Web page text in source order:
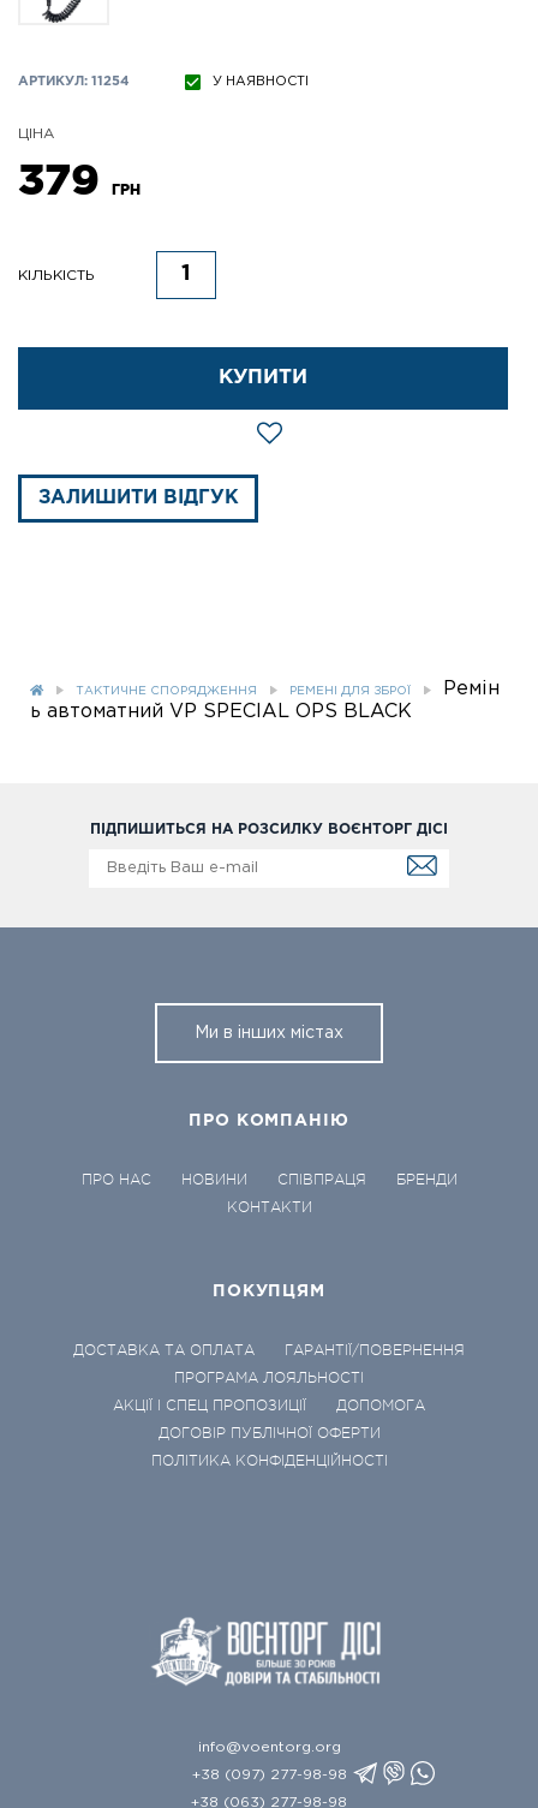
АРТИКУЛ: 11254 У НАЯВНОСТІ
ЦІНА
379 ГРН
КІЛЬКІСТЬ
КУПИТИ
ЗАЛИШИТИ ВІДГУК
ТАКТИЧНЕ СПОРЯДЖЕННЯ РЕМЕНІ ДЛЯ ЗБРОЇ
Ремін
ь автоматний VP SPECIAL OPS BLACK
ПІДПИШИТЬСЯ НА РОЗСИЛКУ ВОЄНТОРГ ДІСІ
Ми в інших містах
ПРО КОМПАНІЮ
ПРО НАС НОВИНИ СПІВПРАЦЯ
БРЕНДИ
КОНТАКТИ
ПОКУПЦЯМ
ДОСТАВКА ТА ОПЛАТА
ГАРАНТІЇ/ПОВЕРНЕННЯ
ПРОГРАМА ЛОЯЛЬНОСТІ
АКЦІЇ І СПЕЦ ПРОПОЗИЦІЇ
ДОПОМОГА
ДОГОВІР ПУБЛІЧНОЇ ОФЕРТИ
ПОЛІТИКА КОНФІДЕНЦІЙНОСТІ
info@voentorg.org
+38 (097) 277-98-98
+38 (063) 277-98-98